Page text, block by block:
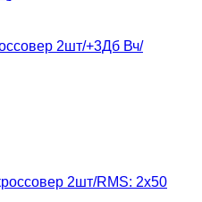
2шт/+3Дб Вч/